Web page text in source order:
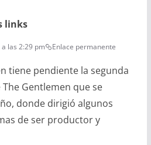
links
las 2:29 pm Enlace permanente
tiene pendiente la segunda
Gentlemen que se
donde dirigió algunos
de ser productor y